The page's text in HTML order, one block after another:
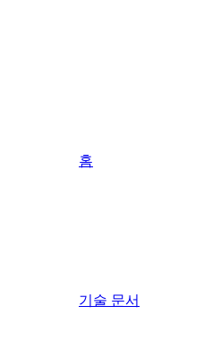
홈
기술 문서